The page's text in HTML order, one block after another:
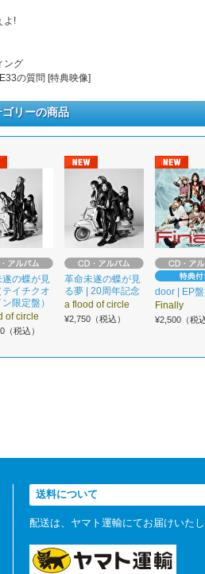
よ!
ング
の質問 [特典映像]
ゴリーの商品
遂の蝶が見
テイチクオ
限定盤）
of circle
（税込）
革命未遂の蝶が見
る夢 | 20周年記念
a flood of circle
¥2,750（税込）
door | EP盤
Finally
¥2,500（税込
送料について
配送は、ヤマト運輸にてお届けいたし